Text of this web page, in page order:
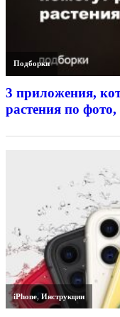
Подборки
3 приложения,
растения по
iPhone,Инструкции